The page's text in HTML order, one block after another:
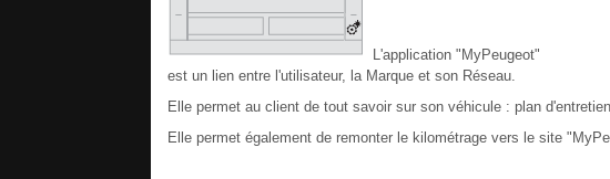
L'application "MyPeugeot"
est un lien entre l'utilisateur, la Marque et son Réseau.
Elle permet au client de tout savoir sur son véhicule : plan
Elle permet également de remonter le kilométrage vers le site